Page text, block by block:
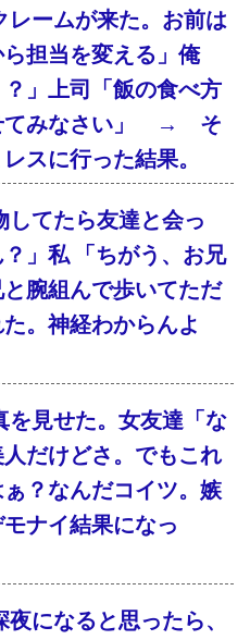
レームが来た。お前は
担当を変える」俺
？」上司「飯の食べ方
てみなさい」 → そ
スに行った結果。
してたら友達と会っ
私 「ちがう、お兄
腕組んで歩いてただ
。神経わからんよ
を見せた。女友達「な
だけどさ。でもこれ
？なんだコイツ。嫉
イ結果になっ
になると思ったら、